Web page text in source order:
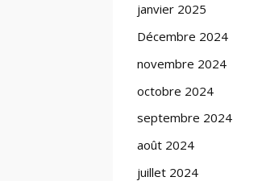
janvier 2025
Décembre 2024
novembre 2024
octobre 2024
septembre 2024
août 2024
juillet 2024